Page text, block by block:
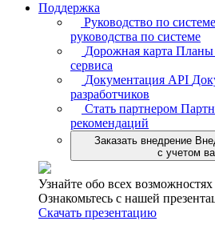
Поддержка
Руководство по системе
руководства по системе
Дорожная карта Планы
сервиса
Документация API
разработчиков
Стать партнером
рекомендаций
Заказать внедрение
с учетом
Узнайте обо всех возможностях
Ознакомьтесь с нашей
Скачать презентацию